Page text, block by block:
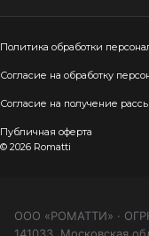
Политика обработки
Согласие на обработку
Согласие на получение
Публичная оферта
© 2026 Romatti
ООО «РОМАТТИ» ·
141033, Московская